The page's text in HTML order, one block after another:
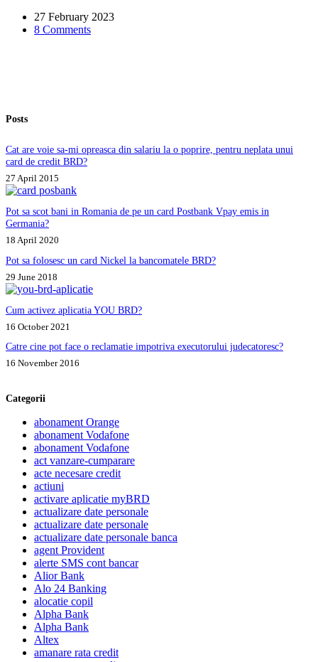
Germania,
pot
27 February 2023
8 Comments
Posts
Cat are voie sa-mi opreasca din salariu la o poprire, pentru neplata unui
card de credit BRD?
27 April 2015
Pot sa scot bani in Romania de pe un card Postbank Vpay emis in
Germania?
18 April 2020
Pot sa folosesc un card Nickel la bancomatele BRD?
29 June 2018
Cum activez aplicatia YOU BRD?
16 October 2021
Catre cine pot face o reclamatie impotriva executorului judecatoresc?
16 November 2016
Categorii
abonament Orange
abonament Vodafone
abonament Vodafone
act vanzare-cumparare
acte necesare credit
actiuni
activare aplicatie myBRD
actualizare date personale
actualizare date personale
actualizare date personale banca
agent Provident
alerte SMS cont bancar
Alior Bank
Alo 24 Banking
alocatie copil
Alpha Bank
Alpha Bank
Altex
amanare rata credit